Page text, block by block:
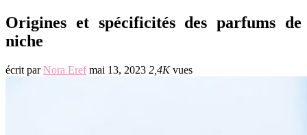
Origines et spécificités des parfums de
niche
écrit parNora Eref mai 13, 2023 2,4Kvues